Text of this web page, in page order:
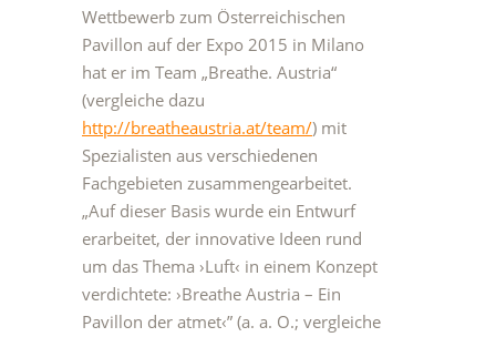
Wettbewerb zum Österreichischen
Pavillon auf der Expo 2015 in Milano
hat er im Team „Breathe. Austria“
(vergleiche dazu
http://breatheaustria.at/team/) mit
Spezialisten aus verschiedenen
Fachgebieten zusammengearbeitet.
„Auf dieser Basis wurde ein Entwurf
erarbeitet, der innovative Ideen rund
um das Thema ›Luft‹ in einem Konzept
verdichtete: ›Breathe Austria – Ein
Pavillon der atmet‹” (a. a. O.; vergleiche